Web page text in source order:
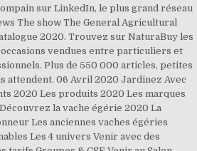
sur LinkedIn, le plus grand réseau
The show The General Agricultural
2020. Trouvez sur NaturaBuy les
vendues entre particuliers et
Plus de 550 000 articles, petites
attendent. 06 Avril 2020 Jardinez Avec
2020 Les produits 2020 Les marques
la vache égérie 2020 La
Les anciennes vaches égéries
Les 4 univers Venir avec des